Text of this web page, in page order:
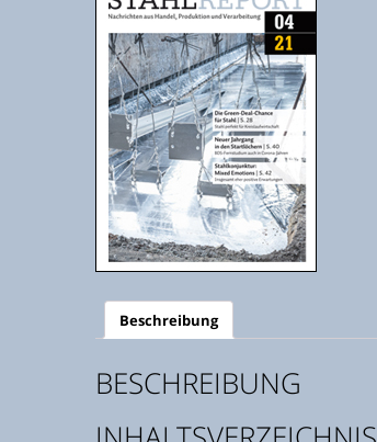
Beschreibung
BESCHREIBUNG